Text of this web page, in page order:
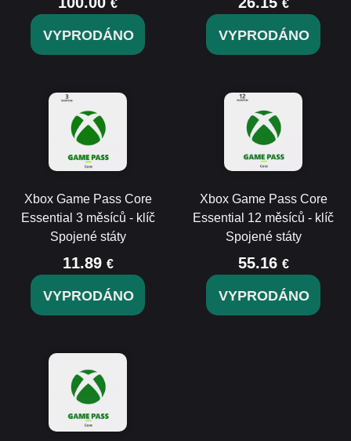
€
VYPRODÁNO
€
VYPRODÁNO
Xbox Game Pass Core
Essential 3 měsíců - klíč
Spojené státy
11.89 €
VYPRODÁNO
Xbox Game Pass Core
Essential 12 měsíců - klíč
Spojené státy
55.16 €
VYPRODÁNO